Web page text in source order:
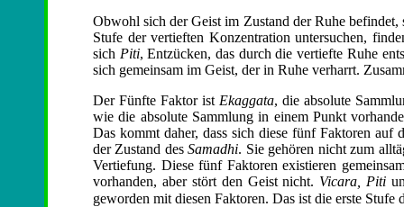
Obwohl sich der Geist im Zustand der Ruhe
Stufe der vertieften Konzentration untersuchen,
sich Piti, Entzücken, das durch die vertiefte Ruhe
sich gemeinsam im Geist, der in Ruhe verharrt.
Der Fünfte Faktor ist Ekaggata, die absolute
wie die absolute Sammlung in einem Punkt
Das kommt daher, dass sich diese fünf Faktoren
der Zustand desSamadhi. Sie gehören nicht zum
Vertiefung. Diese fünf Faktoren existieren
vorhanden, aber stört den Geist nicht. Vicara, Piti
geworden mit diesen Faktoren. Das ist die erste